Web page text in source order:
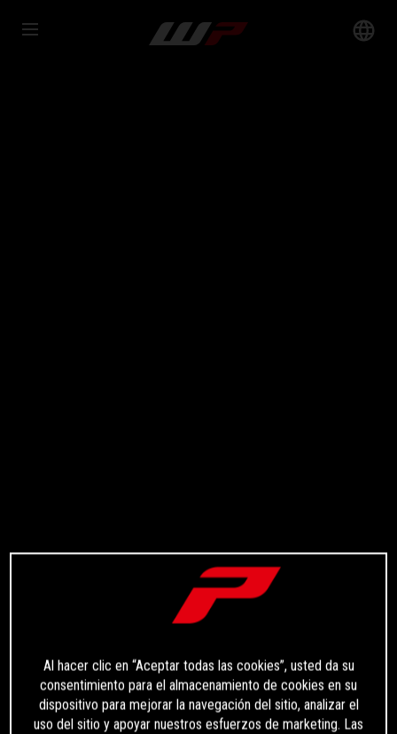
Al hacer clic en “Aceptar todas las cookies”, usted da su
consentimiento para el almacenamiento de cookies en su
dispositivo para mejorar la navegación del sitio, analizar el
uso del sitio y apoyar nuestros esfuerzos de marketing. Las